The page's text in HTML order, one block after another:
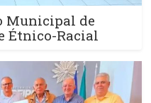
Municipal de
Étnico-Racial